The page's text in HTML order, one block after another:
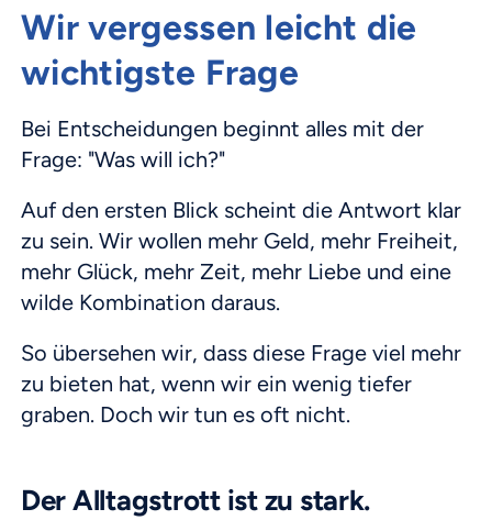
Wir vergessen leicht die
wichtigste Frage
Bei Entscheidungen beginnt alles mit der
Frage: "Was will ich?"
Auf den ersten Blick scheint die Antwort klar
zu sein. Wir wollen mehr Geld, mehr Freiheit,
mehr Glück, mehr Zeit, mehr Liebe und eine
wilde Kombination daraus.
So übersehen wir, dass diese Frage viel mehr
zu bieten hat, wenn wir ein wenig tiefer
graben. Doch wir tun es oft nicht.
Der Alltagstrott ist zu stark.